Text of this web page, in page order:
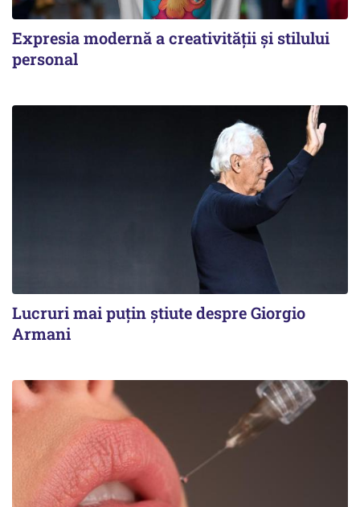
Expresia modernă a creativității și stilului
personal
Lucruri mai puțin știute despre Giorgio
Armani